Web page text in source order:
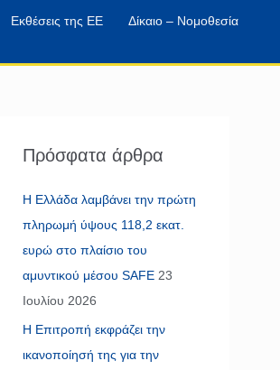
Εκθέσεις της ΕΕ
Δίκαιο – Νομοθεσία
Πρόσφατα άρθρα
Η Ελλάδα λαμβάνει την πρώτη
πληρωμή ύψους 118,2 εκατ.
ευρώ στο πλαίσιο του
αμυντικού μέσου SAFE 23
Ιουλίου 2026
Η Επιτροπή εκφράζει την
ικανοποίησή της για την